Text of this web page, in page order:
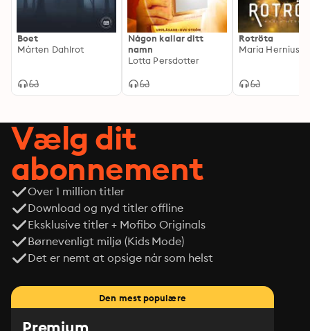
Boet
Mårten Dahlrot
Någon kallar ditt
namn
Lotta Persdotter
Rotröta
Maria Hernius
Vælg dit
abonnement
Over 1 million titler
Download og nyd titler offline
Eksklusive titler + Mofibo Originals
Børnevenligt miljø (Kids Mode)
Det er nemt at opsige når som helst
Den mest populære